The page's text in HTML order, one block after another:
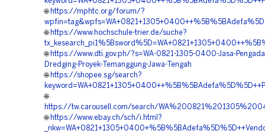
🌐 https://mphtc.org/forum/?
🌐 https://www.hochschule-trier.de/suche?
🌐 https://www.dti.gov.ph/?s=WA-0821-1305-0400-Jasa-
Dredging-Proyek-Temanggung-Jawa-Tengah
🌐 https://shopee.sg/search?
🌐
https://tw.carousell.com/search/
🌐 https://www.ebay.ch/sch/i.html?